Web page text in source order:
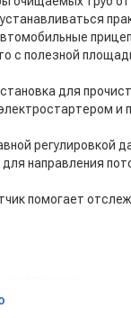
с полезной
для
и
регулировкой
направления
помогает